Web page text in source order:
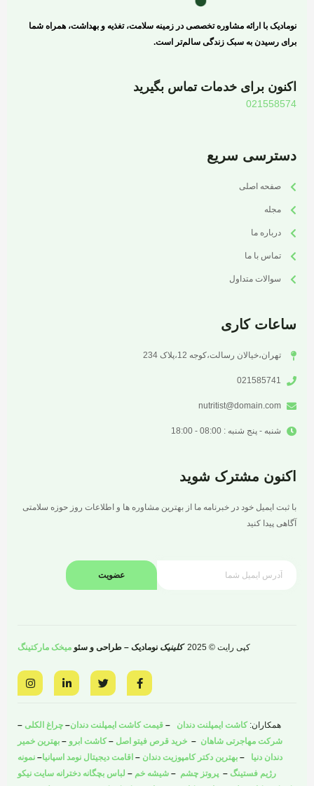
نومادیک با ارائه مشاوره تخصصی در زمینه سلامت، تغذیه و بهداشت، همراه شما
برای رسیدن به سبک زندگی سالم‌تر است.
اکنون برای خدمات تماس بگیرید
021558574
دسترسی سریع
صفحه اصلی
مجله
درباره ما
تماس با ما
سوالات متداول
ساعات کاری
تهران،خیالان رسالت،کوجه 12،پلاک 234
021585741
nutritist@domain.com
شنبه - پنج شنبه : 08:00 - 18:00
اکنون مشترک شوید
با ثبت ایمیل خود در خبرنامه ما از بهترین مشاوره ها و اطلاعات روز حوزه سلامتی
آگاهی پیدا کنید
عضویت
کپی رایت © 2025 کلینیک نومادیک – طراحی و سئو میخک مارکتینگ
F
a
c
o
o
k
-
w
i
e
r
L
i
n
d
i
-
n
I
n
s
g
r
m
همکاران: کاشت ایمپلنت دندان – قیمت کاشت ایمپلنت دندان– چراغ الکلی –
شرکت مهاجرتی شاهان – خرید قرص فیتو اصل –کاشت ابرو – بهترین خمیر
دندان دنیا – بهترین دکتر کامپوزیت دندان – اقامت دیجیتال نومد اسپانیا– نمونه
رژیم فستینگ – پروتز چشم – شیشه خم – لباس بچگانه دخترانه سایت نیکو